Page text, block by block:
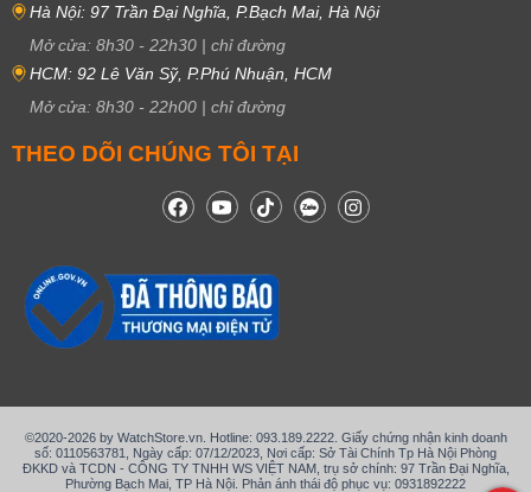
Hà Nội: 97 Trần Đại Nghĩa, P.Bạch Mai, Hà Nội
Mở cửa: 8h30 - 22h30 | chỉ đường
HCM: 92 Lê Văn Sỹ, P.Phú Nhuận, HCM
Mở cửa: 8h30 - 22h00 | chỉ đường
THEO DÕI CHÚNG TÔI TẠI
©2020-2026 by WatchStore.vn. Hotline: 093.189.2222. Giấy chứng nhận kinh doanh
số: 0110563781, Ngày cấp: 07/12/2023, Nơi cấp: Sở Tài Chính Tp Hà Nội Phòng
ĐKKD và TCDN - CÔNG TY TNHH WS VIỆT NAM, trụ sở chính: 97 Trần Đại Nghĩa,
Phường Bạch Mai, TP Hà Nội. Phản ánh thái độ phục vụ: 0931892222